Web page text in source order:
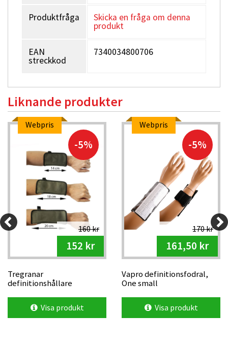
Produktfråga Skicka en fråga om denna
produkt
EAN
streckkod
7340034800706
Liknande produkter
Webpris
-5%
160 kr
152 kr
Tregranar
definitionshållare
Visa produkt
Webpris
-5%
170 kr
161,50 kr
Vapro definitionsfodral,
One small
Visa produkt